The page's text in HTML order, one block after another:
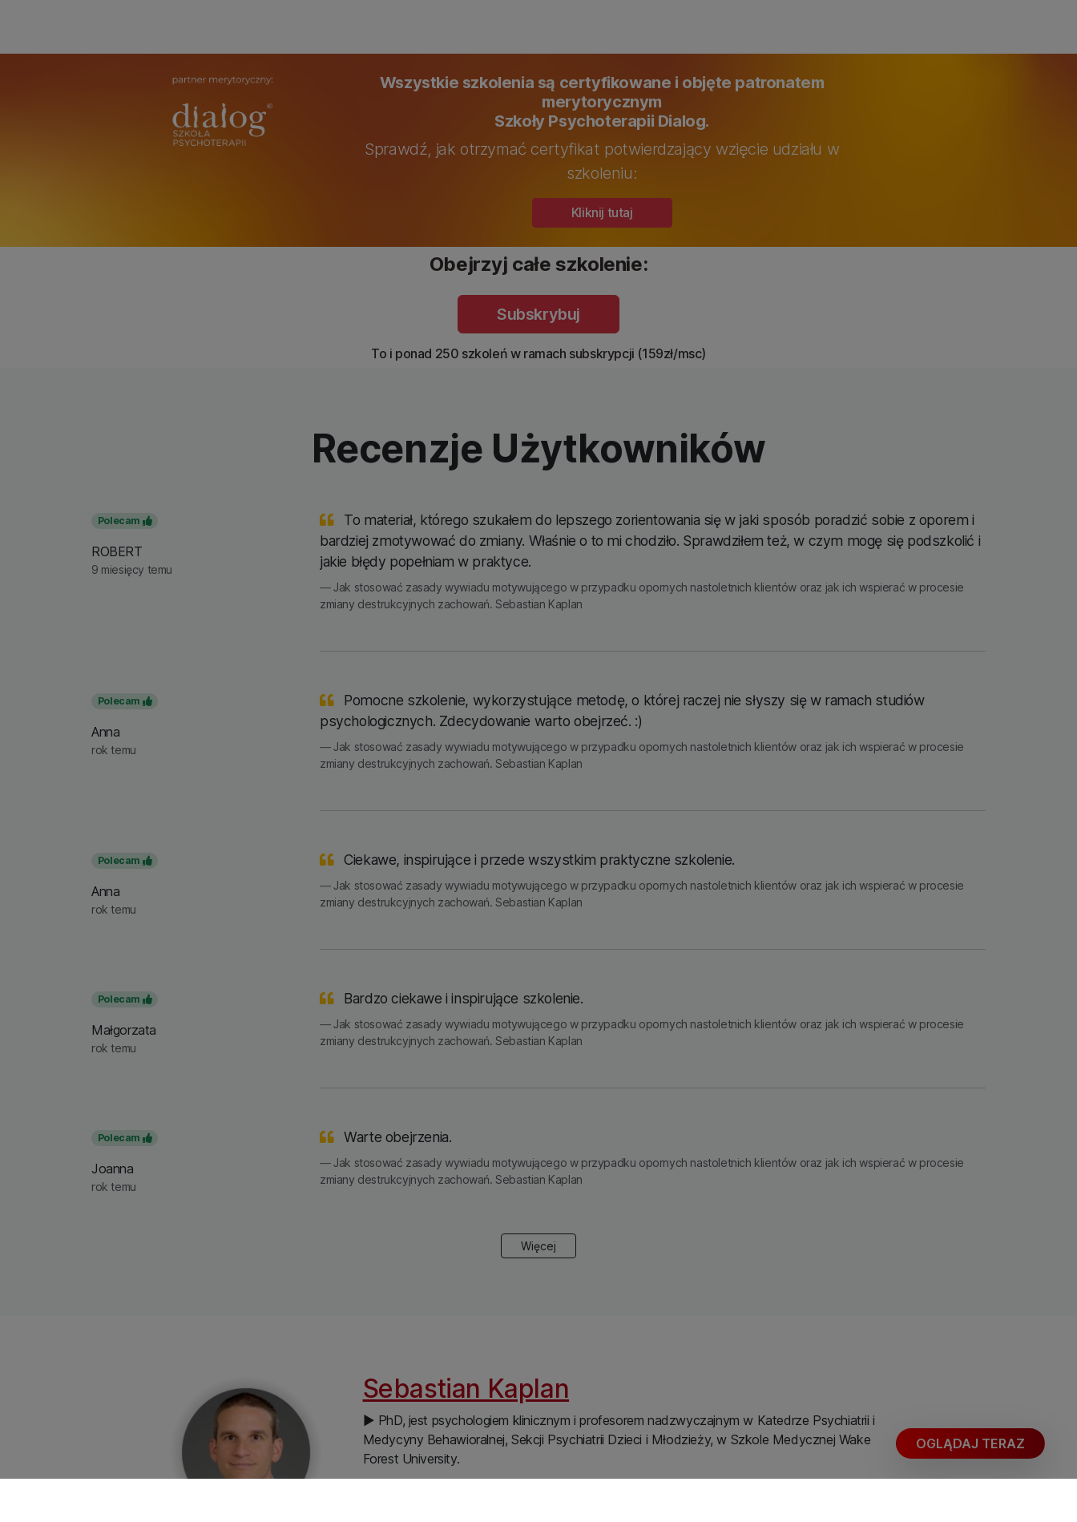
Wszystkie szkolenia są certyfikowane i objęte patronatem
merytorycznym
Szkoły Psychoterapii Dialog.
Sprawdź, jak otrzymać certyfikat potwierdzający wzięcie udziału w
szkoleniu:
Kliknij tutaj
Obejrzyj całe szkolenie:
Subskrybuj
To i ponad 250 szkoleń w ramach subskrypcji (159zł/msc)
Recenzje Użytkowników
Polecam
ROBERT
9 miesięcy temu
To materiał, którego szukałem do lepszego zorientowania się w jaki sposób poradzić sobie z oporem i
bardziej zmotywować do zmiany. Właśnie o to mi chodziło. Sprawdziłem też, w czym mogę się podszkolić i
jakie błędy popełniam w praktyce.
Jak stosować zasady wywiadu motywującego w przypadku opornych nastoletnich klientów oraz jak ich wspierać w procesie
zmiany destrukcyjnych zachowań. Sebastian Kaplan
Polecam
Anna
rok temu
Pomocne szkolenie, wykorzystujące metodę, o której raczej nie słyszy się w ramach studiów
psychologicznych. Zdecydowanie warto obejrzeć. :)
Jak stosować zasady wywiadu motywującego w przypadku opornych nastoletnich klientów oraz jak ich wspierać w procesie
zmiany destrukcyjnych zachowań. Sebastian Kaplan
Polecam
Anna
rok temu
Ciekawe, inspirujące i przede wszystkim praktyczne szkolenie.
Jak stosować zasady wywiadu motywującego w przypadku opornych nastoletnich klientów oraz jak ich wspierać w procesie
zmiany destrukcyjnych zachowań. Sebastian Kaplan
Polecam
Małgorzata
rok temu
Bardzo ciekawe i inspirujące szkolenie.
Jak stosować zasady wywiadu motywującego w przypadku opornych nastoletnich klientów oraz jak ich wspierać w procesie
zmiany destrukcyjnych zachowań. Sebastian Kaplan
Polecam
Joanna
rok temu
Warte obejrzenia.
Jak stosować zasady wywiadu motywującego w przypadku opornych nastoletnich klientów oraz jak ich wspierać w procesie
zmiany destrukcyjnych zachowań. Sebastian Kaplan
Więcej
Sebastian Kaplan
▶ PhD, jest psychologiem klinicznym i profesorem nadzwyczajnym w Katedrze Psychiatrii i
Medycyny Behawioralnej, Sekcji Psychiatrii Dzieci i Młodzieży, w Szkole Medycznej Wake
Forest University.
OGLĄDAJ TERAZ